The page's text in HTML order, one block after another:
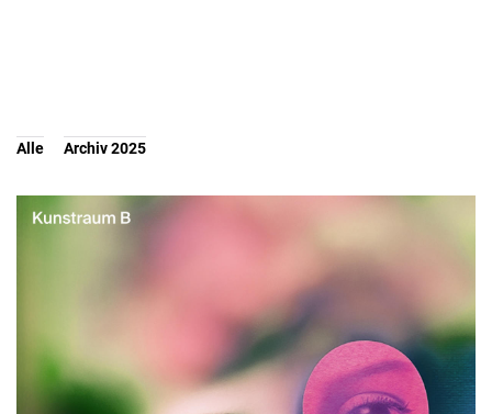
Alle Archiv 2025